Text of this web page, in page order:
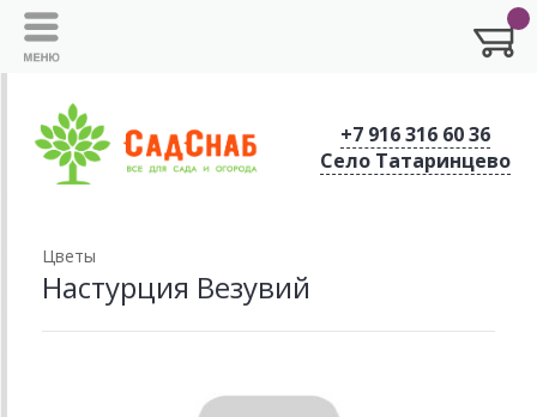
+7 916 316 60 36
Село Татаринцево
Цветы
Настурция Везувий